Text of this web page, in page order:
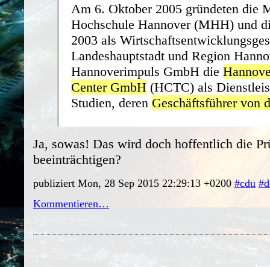
Am 6. Oktober 2005 gründeten die
Hochschule Hannover (MHH) und
2003 als
Landeshauptstadt und Region
Hannoverimpuls GmbH die
Center GmbH (HCTC) als
Studien, deren Geschäftsführer von
Ja, sowas! Das wird doch hoffentlich die
beeinträchtigen?
publiziert Mon, 28 Sep 2015 22:29:13 +0200 #cdu
Kommentieren…